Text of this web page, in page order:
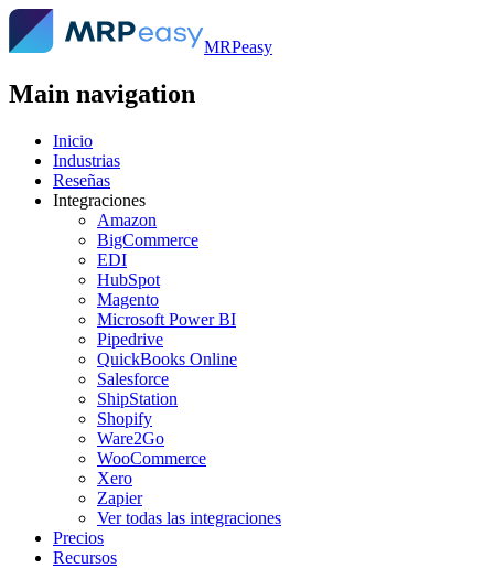
MRPeasy
Main navigation
Inicio
Industrias
Reseñas
Integraciones
Amazon
BigCommerce
EDI
HubSpot
Magento
Microsoft Power BI
Pipedrive
QuickBooks Online
Salesforce
ShipStation
Shopify
Ware2Go
WooCommerce
Xero
Zapier
Ver todas las integraciones
Precios
Recursos